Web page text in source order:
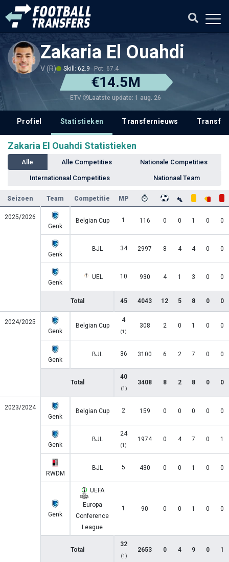
Zakaria El Ouahdi
V (R) Skill: 62.9 Pot: 67.4
€14.5M
ETV Laatste update: 1 aug. 26
Profiel Statistieken Transfernieuws
Zakaria El Ouahdi Statistieken
Alle Alle Competities Nationale Competities
Internationaal Competities Nationaal Team
Seizoen Team Competitie MP
2025/2026
Genk
Belgian Cup 1 116 0 0 1 0 0
Genk
BJL 34 2997 8 4 4 0 0
Genk
UEL 10 930 4 1 3 0 0
Total 45 4043 12 5 8 0 0
2024/2025
Genk
Belgian Cup
4
(1)
308 2 0 1 0 0
Genk
BJL 36 3100 6 2 7 0 0
Total
40
(1)
3408 8 2 8 0 0
2023/2024
Genk
Belgian Cup 2 159 0 0 0 0 0
Genk
BJL
24
(1)
1974 0 4 7 0 1
RWDM
BJL 5 430 0 0 1 0 0
Genk
UEFA
Europa
Conference
League
1 90 0 0 1 0 0
Total
32
(1)
2653 0 4 9 0 1